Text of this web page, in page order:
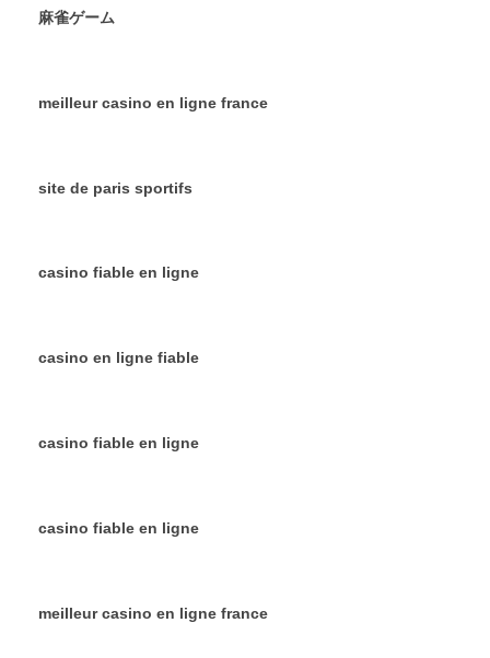
麻雀ゲーム
meilleur casino en ligne france
site de paris sportifs
casino fiable en ligne
casino en ligne fiable
casino fiable en ligne
casino fiable en ligne
meilleur casino en ligne france